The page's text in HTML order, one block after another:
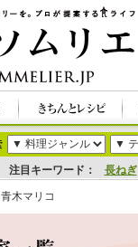
注目キーワード： 長ねぎ
青木マリコ